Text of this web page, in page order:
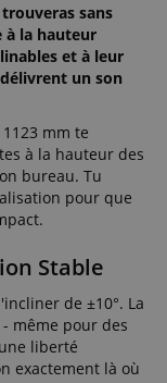
sans
à la hauteur
et à leur
un son
mm te
à la hauteur des
bureau. Tu
pour que
Stable
de ±10°. La
même pour des
liberté
exactement là où